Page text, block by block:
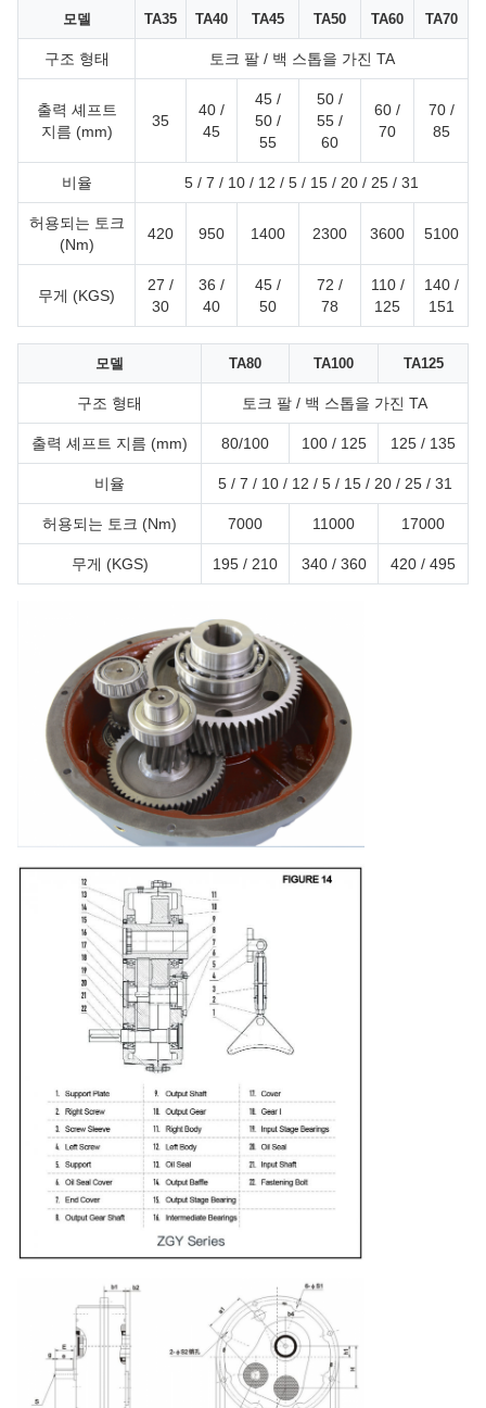
모델 TA35 TA40 TA45 TA50 TA60 TA70
구조 형태 토크 팔 / 백 스톱을 가진 TA
출력 셰프트
지름 (mm)
35
40 /
45
45 /
50 /
55
50 /
55 /
60
60 /
70
70 /
85
비율 5 / 7 / 10 / 12 / 5 / 15 / 20 / 25 / 31
허용되는 토크
(Nm)
420 950 1400 2300 3600 5100
무게 (KGS)
27 /
30
36 /
40
45 /
50
72 /
78
110 /
125
140 /
151
모델 TA80 TA100 TA125
구조 형태 토크 팔 / 백 스톱을 가진 TA
출력 셰프트 지름 (mm) 80/100 100 / 125 125 / 135
비율 5 / 7 / 10 / 12 / 5 / 15 / 20 / 25 / 31
허용되는 토크 (Nm) 7000 11000 17000
무게 (KGS) 195 / 210 340 / 360 420 / 495